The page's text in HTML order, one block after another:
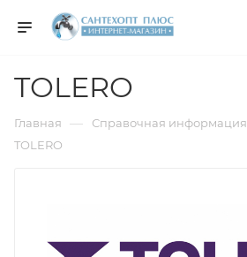
TOLERO
Главная — Справочная информация
TOLERO